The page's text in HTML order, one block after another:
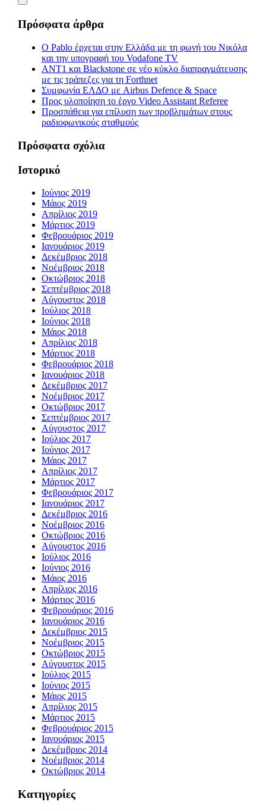
Πρόσφατα άρθρα
Ο Pablo έρχεται στην Ελλάδα με τη φωνή του Νικόλα
και την υπογραφή του Vodafone TV
ΑΝΤ1 και Blackstone σε νέο κύκλο διαπραγμάτευσης
με τις τράπεζες για τη Forthnet
Συμφωνία ΕΛΔΟ με Airbus Defence & Space
Προς υλοποίηση το έργο Video Assistant Referee
Προσπάθεια για επίλυση των προβλημάτων στους
ραδιοφωνικούς σταθμούς
Πρόσφατα σχόλια
Ιστορικό
Ιούνιος 2019
Μάιος 2019
Απρίλιος 2019
Μάρτιος 2019
Φεβρουάριος 2019
Ιανουάριος 2019
Δεκέμβριος 2018
Νοέμβριος 2018
Οκτώβριος 2018
Σεπτέμβριος 2018
Αύγουστος 2018
Ιούλιος 2018
Ιούνιος 2018
Μάιος 2018
Απρίλιος 2018
Μάρτιος 2018
Φεβρουάριος 2018
Ιανουάριος 2018
Δεκέμβριος 2017
Νοέμβριος 2017
Οκτώβριος 2017
Σεπτέμβριος 2017
Αύγουστος 2017
Ιούλιος 2017
Ιούνιος 2017
Μάιος 2017
Απρίλιος 2017
Μάρτιος 2017
Φεβρουάριος 2017
Ιανουάριος 2017
Δεκέμβριος 2016
Νοέμβριος 2016
Οκτώβριος 2016
Αύγουστος 2016
Ιούλιος 2016
Ιούνιος 2016
Μάιος 2016
Απρίλιος 2016
Μάρτιος 2016
Φεβρουάριος 2016
Ιανουάριος 2016
Δεκέμβριος 2015
Νοέμβριος 2015
Οκτώβριος 2015
Αύγουστος 2015
Ιούλιος 2015
Ιούνιος 2015
Μάιος 2015
Απρίλιος 2015
Μάρτιος 2015
Φεβρουάριος 2015
Ιανουάριος 2015
Δεκέμβριος 2014
Νοέμβριος 2014
Οκτώβριος 2014
Kατηγορίες